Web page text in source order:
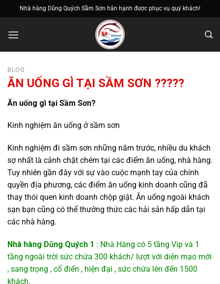
qua
nội
Nhà hàng Dũng Quých Sầm Sơn hân hạnh được phục vụ quý khách!
BLOG
ĂN UỐNG GÌ TẠI SẦM SƠN ?????
Ăn uống gì tại Sầm Sơn?
Kinh nghiệm ăn uống ở sầm sơn
Kinh nghiệm đi sầm sơn những năm trước, nhiều du khách
sợ nhất là cảnh chặt chém tại các điểm ăn uống, nhà hàng.
Tuy nhiên gần đây với sự vào cuộc mạnh tay của chính
quyền địa phương, các điểm ăn uống kinh doanh cũng đã
thay thói quen kinh doanh chộp giật. Ăn uống ngoài khách
sạn bạn cũng có thể thưởng thức các hải sản hấp dẫn tại
các nhà hàng.
Nhà hàng Dũng Quých 1 : Nhà Hàng có 5 tầng Vip và 1
tầng ngoài trời sức chứa 300 khách/ lượt với diện mạo mới
, sang trọng , cổ điển , hiện đại , sức chứa lên đến 1500
khách.